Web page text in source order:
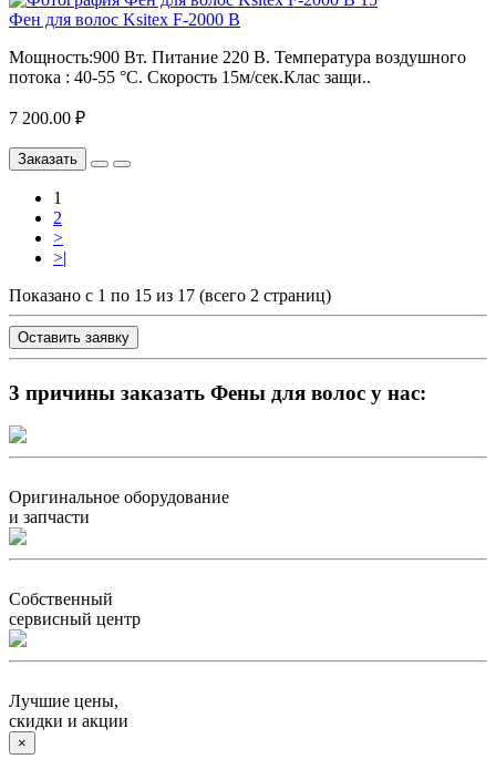
Фен для волос Ksitex F-2000 В
Мощность:900 Вт. Питание 220 В. Температура воздушного
потока : 40-55 °C. Скорость 15м/сек.Клас защи..
7 200.00 ₽
Заказать
1
2
>
>|
Показано с 1 по 15 из 17 (всего 2 страниц)
Оставить заявку
3 причины заказать Фены для волос у нас:
Оригинальное оборудование
и запчасти
Собственный
сервисный центр
Лучшие цены,
скидки и акции
×